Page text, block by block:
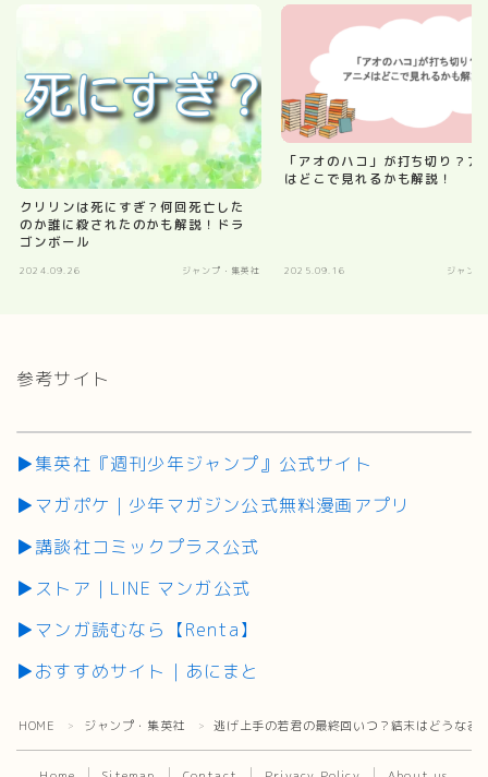
クリリンは死にすぎ？何回死亡した
のか誰に殺されたのかも解説！ドラ
ゴンボール
2024.09.26 ジャンプ・集英社
「アオのハコ」が打ち切り？ア
はどこで見れるかも解説！
2025.09.16 ジャン
参考サイト
▶集英社『週刊少年ジャンプ』公式サイト
▶マガポケ｜少年マガジン公式無料漫画アプリ
▶講談社コミックプラス公式
▶ストア｜LINE マンガ公式
▶マンガ読むなら【Renta】
▶おすすめサイト｜あにまと
HOME ＞ ジャンプ・集英社 ＞ 逃げ上手の若君の最終回いつ？結末はどうなる